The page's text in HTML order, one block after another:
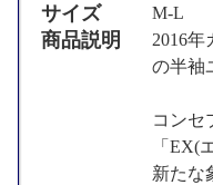
サイズ M-L
商品説明
2016年
の半袖
コンセ
「EX(
新たな